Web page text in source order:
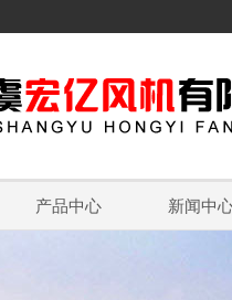
产品中心 新闻中